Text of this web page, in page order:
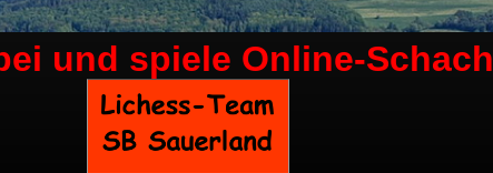
und spiele Online-Schach